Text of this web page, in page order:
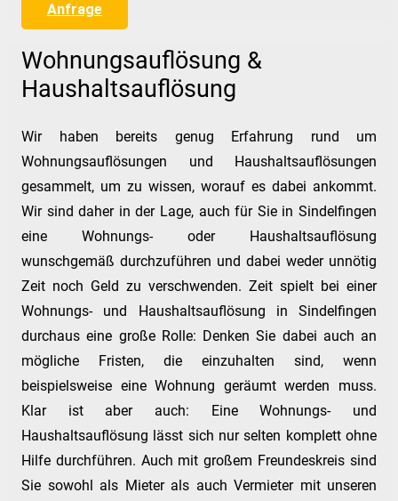
Anfrage
Wohnungsauflösung &
Haushaltsauflösung
Wir haben bereits genug Erfahrung rund um
Wohnungsauflösungen und Haushaltsauflösungen
gesammelt, um zu wissen, worauf es dabei ankommt.
Wir sind daher in der Lage, auch für Sie in Sindelfingen
eine Wohnungs- oder Haushaltsauflösung
wunschgemäß durchzuführen und dabei weder unnötig
Zeit noch Geld zu verschwenden. Zeit spielt bei einer
Wohnungs- und Haushaltsauflösung in Sindelfingen
durchaus eine große Rolle: Denken Sie dabei auch an
mögliche Fristen, die einzuhalten sind, wenn
beispielsweise eine Wohnung geräumt werden muss.
Klar ist aber auch: Eine Wohnungs- und
Haushaltsauflösung lässt sich nur selten komplett ohne
Hilfe durchführen. Auch mit großem Freundeskreis sind
Sie sowohl als Mieter als auch Vermieter mit unseren